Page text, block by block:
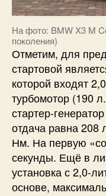
На фото: BMW X3 M
поколения)
Отметим, для
стартовой
которой входят
турбомотор (190
стартер-
отдача равна 208
Нм. На первую
секунды. Ещё в
установка с 2,0-
основе,